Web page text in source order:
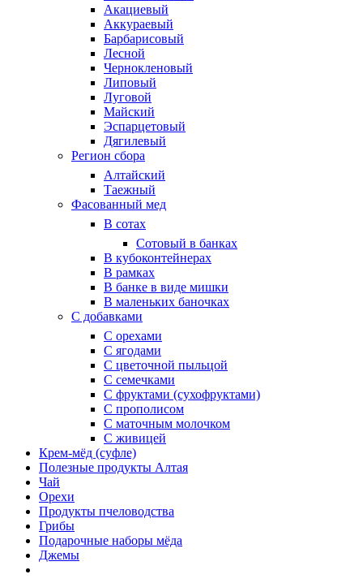
Акациевый
Аккураевый
Барбарисовый
Лесной
Чернокленовый
Липовый
Луговой
Майский
Эспарцетовый
Дягилевый
Регион сбора
Алтайский
Таежный
Фасованный мед
В сотах
Сотовый в банках
В кубоконтейнерах
В рамках
В банке в виде мишки
В маленьких баночках
С добавками
С орехами
С ягодами
С цветочной пыльцой
С семечками
С фруктами (сухофруктами)
С прополисом
С маточным молочком
С живицей
Крем-мёд (суфле)
Полезные продукты Алтая
Чай
Орехи
Продукты пчеловодства
Грибы
Подарочные наборы мёда
Джемы